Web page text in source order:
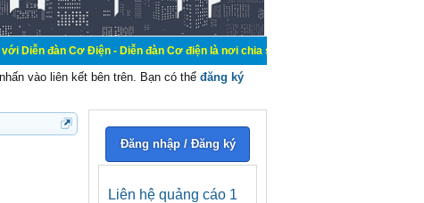
Cơ Điện - Diễn đàn Cơ điện là nơi chia sẽ kiến thức kinh nghiệm trong lãnh
vào liên kết bên trên. Bạn có thể đăng ký
Đăng nhập / Đăng ký
Liên hệ quảng cáo 1